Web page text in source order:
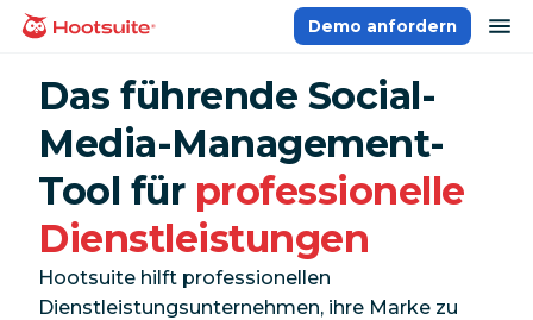
Direkt
zumHomepage
Demo anfordern
Das führende Social-
Media-Management-
Tool für professionelle
Dienstleistungen
Hootsuite hilft professionellen
Dienstleistungsunternehmen, ihre Marke zu